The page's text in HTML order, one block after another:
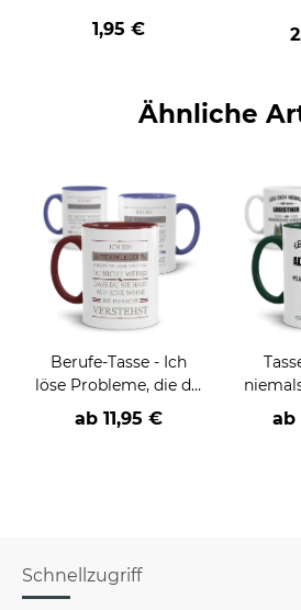
1,95 €
Ähnliche
Berufe-Tasse - Ich
löse Probleme, die du
nicht verstehst -
verschiedene Berufe
ab 11,95 € ab
Schnellzugriff